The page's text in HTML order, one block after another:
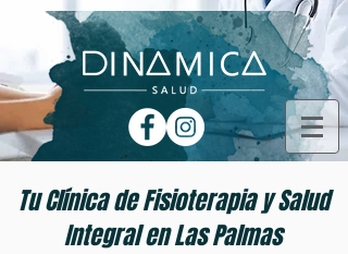
Tu Clínica de Fisioterapia y Salud
Integral en Las Palmas